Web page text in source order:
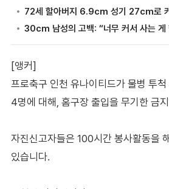
[앵커]
프로축구 인천 유나이티드가 물병 투
4명에 대해, 홈구장 출입을 무기한 금
자진신고자들은 100시간 봉사활동을
있습니다.